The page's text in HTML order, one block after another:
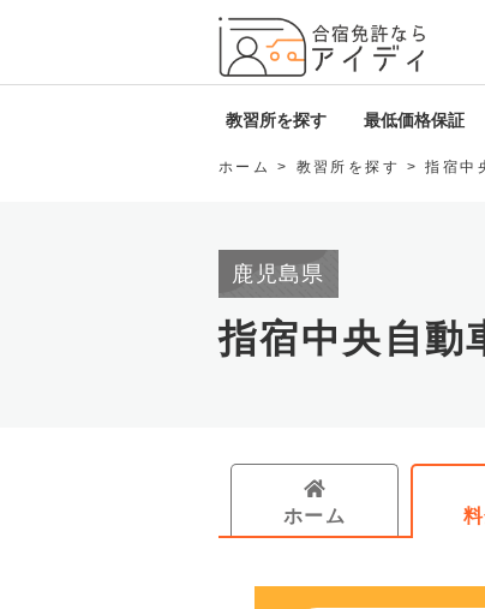
教習所を探す
北海道・東北
東海
中国・四国
九州・沖縄
最低価格保証
ホーム 教習所を探す 指宿中
鹿児島県
指宿中央自動
ホーム